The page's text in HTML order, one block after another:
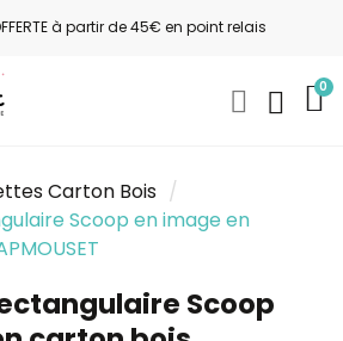
à partir de 45€ en point relais
Carton Bois
Scoop en image en
Scoop